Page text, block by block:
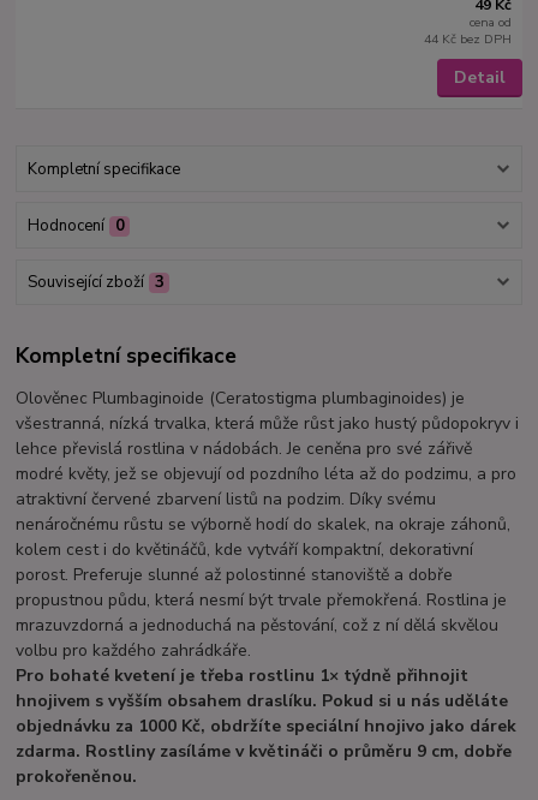
49 Kč
cena od
44 Kč bez DPH
Detail
Kompletní specifikace
Hodnocení 0
Související zboží 3
Kompletní specifikace
Olověnec Plumbaginoide (Ceratostigma plumbaginoides) je
všestranná, nízká trvalka, která může růst jako hustý půdopokryv i
lehce převislá rostlina v nádobách. Je ceněna pro své zářivě
modré květy, jež se objevují od pozdního léta až do podzimu, a pro
atraktivní červené zbarvení listů na podzim. Díky svému
nenáročnému růstu se výborně hodí do skalek, na okraje záhonů,
kolem cest i do květináčů, kde vytváří kompaktní, dekorativní
porost. Preferuje slunné až polostinné stanoviště a dobře
propustnou půdu, která nesmí být trvale přemokřená. Rostlina je
mrazuvzdorná a jednoduchá na pěstování, což z ní dělá skvělou
volbu pro každého zahrádkáře.
Pro bohaté kvetení je třeba rostlinu 1× týdně přihnojit
hnojivem s vyšším obsahem draslíku. Pokud si u nás uděláte
objednávku za 1000 Kč, obdržíte speciální hnojivo jako dárek
zdarma. Rostliny zasíláme v květináči o průměru 9 cm, dobře
prokořeněnou.